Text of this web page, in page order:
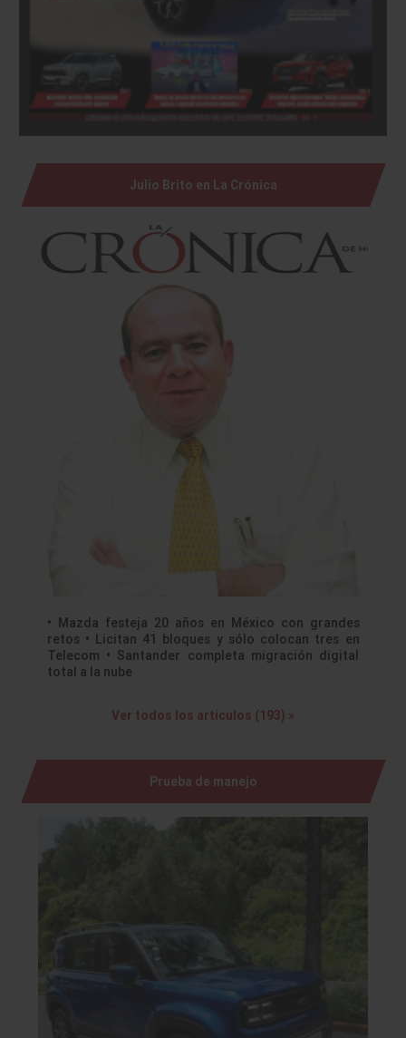
Julio Brito en La Crónica
• Mazda festeja 20 años en México con grandes
retos • Licitan 41 bloques y sólo colocan tres en
Telecom • Santander completa migración digital
total a la nube
Ver todos los artículos (193) »
Prueba de manejo